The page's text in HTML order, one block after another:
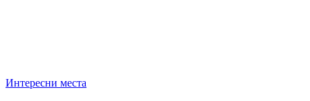
Интересни места